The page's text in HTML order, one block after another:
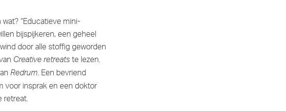
“Educatieve mini-
bijspijkeren, een geheel
door alle stoffig geworden
Creative retreatste lezen.
Redrum. Een bevriend
voor insprak en een doktor
retreat.